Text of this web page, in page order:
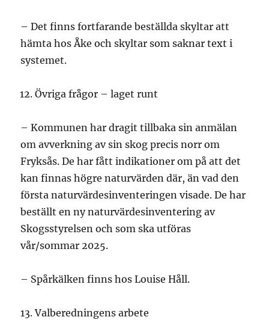
– Det finns fortfarande beställda skyltar att
hämta hos Åke och skyltar som saknar text i
systemet.
Övriga frågor – laget runt
– Kommunen har dragit tillbaka sin anmälan
om avverkning av sin skog precis norr om
Fryksås. De har fått indikationer om på att det
kan finnas högre naturvärden där, än vad den
första naturvärdesinventeringen visade. De har
beställt en ny naturvärdesinventering av
Skogsstyrelsen och som ska utföras
vår/sommar 2025.
– Spårkälken finns hos Louise Håll.
Valberedningens arbete